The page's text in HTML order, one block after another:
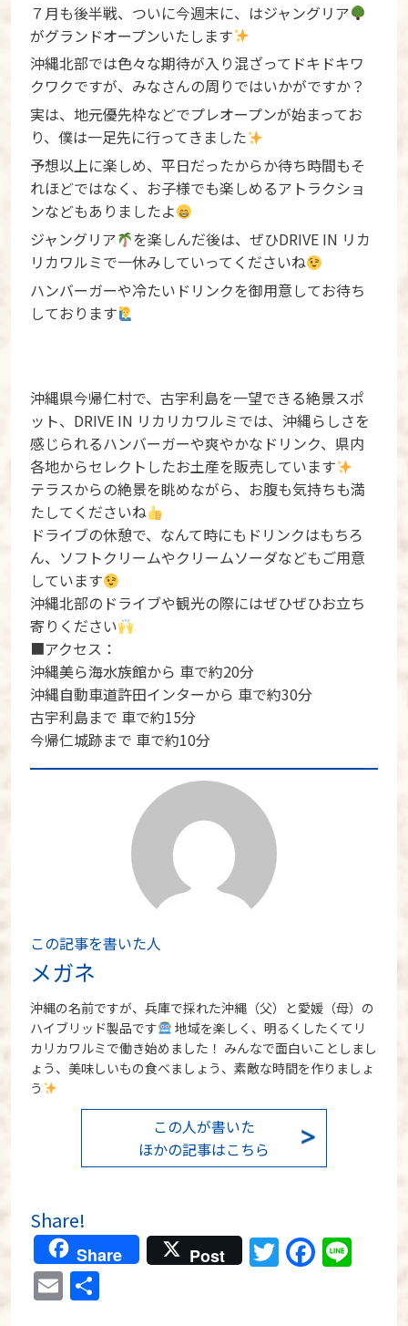
７月も後半戦、ついに今週末に、はジャングリア
がグランドオープンいたします
沖縄北部では色々な期待が入り混ざってドキドキワ
クワクですが、みなさんの周りではいかがですか？
実は、地元優先枠などでプレオープンが始まってお
り、僕は一足先に行ってきました
予想以上に楽しめ、平日だったからか待ち時間もそ
れほどではなく、お子様でも楽しめるアトラクショ
ンなどもありましたよ
ジャングリア
を楽しんだ後は、ぜひDRIVE IN リカ
リカワルミで一休みしていってくださいね
ハンバーガーや冷たいドリンクを御用意してお待ち
しております
沖縄県今帰仁村で、古宇利島を一望できる絶景スポ
ット、DRIVE IN リカリカワルミでは、沖縄らしさを
感じられるハンバーガーや爽やかなドリンク、県内
各地からセレクトしたお土産を販売しています
テラスからの絶景を眺めながら、お腹も気持ちも満
たしてくださいね
ドライブの休憩で、なんて時にもドリンクはもちろ
ん、ソフトクリームやクリームソーダなどもご用意
しています
沖縄北部のドライブや観光の際にはぜひぜひお立ち
寄りください
■アクセス：
沖縄美ら海水族館から 車で約20分
沖縄自動車道許田インターから 車で約30分
古宇利島まで 車で約15分
今帰仁城跡まで 車で約10分
この記事を書いた人
メガネ
沖縄の名前ですが、兵庫で採れた沖縄（父）と愛媛（母）の
ハイブリッド製品です
地域を楽しく、明るくしたくてリ
カリカワルミで働き始めました！ みんなで面白いことしまし
ょう、美味しいもの食べましょう、素敵な時間を作りましょ
う
この人が書いた
ほかの記事はこちら
Share!
Share Post Twitter
Email